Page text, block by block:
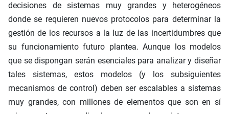
decisiones de sistemas muy grandes y heterogéneos
donde se requieren nuevos protocolos para determinar la
gestión de los recursos a la luz de las incertidumbres que
su funcionamiento futuro plantea. Aunque los modelos
que se dispongan serán esenciales para analizar y diseñar
tales sistemas, estos modelos (y los subsiguientes
mecanismos de control) deben ser escalables a sistemas
muy grandes, con millones de elementos que son en sí